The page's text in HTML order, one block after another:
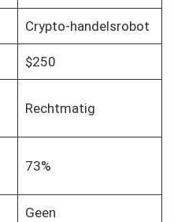
Crypto-handelsrobot
$250
Rechtmatig
73%
Geen